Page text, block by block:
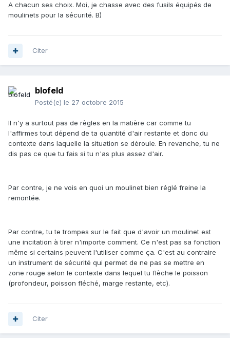
A chacun ses choix. Moi, je chasse avec des fusils équipés de
moulinets pour la sécurité. B)
Citer
blofeld
Posté(e) le 27 octobre 2015
Il n'y a surtout pas de règles en la matière car comme tu
l'affirmes tout dépend de ta quantité d'air restante et donc du
contexte dans laquelle la situation se déroule. En revanche, tu ne
dis pas ce que tu fais si tu n'as plus assez d'air.
Par contre, je ne vois en quoi un moulinet bien réglé freine la
remontée.
Par contre, tu te trompes sur le fait que d'avoir un moulinet est
une incitation à tirer n'importe comment. Ce n'est pas sa fonction
même si certains peuvent l'utiliser comme ça. C'est au contraire
un instrument de sécurité qui permet de ne pas se mettre en
zone rouge selon le contexte dans lequel tu flèche le poisson
(profondeur, poisson fléché, marge restante, etc).
Citer